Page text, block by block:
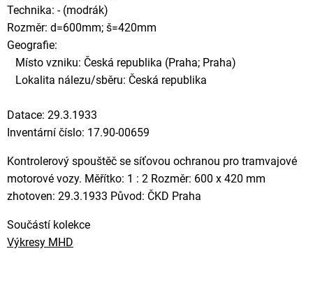
Technika: - (modrák)
Rozměr: d=600mm; š=420mm
Geografie:
Místo vzniku: Česká republika (Praha; Praha)
Lokalita nálezu/sběru: Česká republika
Datace: 29.3.1933
Inventární číslo: 17.90-00659
Kontrolerový spouštěč se síťovou ochranou pro tramvajové
motorové vozy. Měřítko: 1 : 2 Rozměr: 600 x 420 mm
zhotoven: 29.3.1933 Původ: ČKD Praha
Součástí kolekce
Výkresy MHD